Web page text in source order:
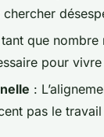
chercher
que nombre
pour
:
pas le